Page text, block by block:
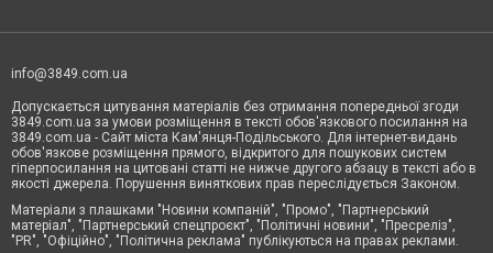
info@3849.com.ua
Допускається цитування матеріалів без отримання попередньої згоди
3849.com.ua за умови розміщення в тексті обов'язкового посилання на
3849.com.ua - Сайт міста Кам'янця-Подільського. Для інтернет-видань
обов'язкове розміщення прямого, відкритого для пошукових систем
гіперпосилання на цитовані статті не нижче другого абзацу в тексті або в
якості джерела. Порушення виняткових прав переслідується Законом.
Матеріали з плашками "Новини компаній", "Промо", "Партнерський
матеріал", "Партнерський спецпроєкт", "Політичні новини", "Пресреліз",
"PR", "Офіційно", "Політична реклама" публікуються на правах реклами.